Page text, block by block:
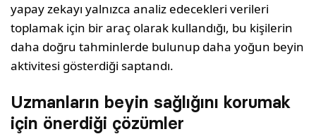
yapay zekayı yalnızca analiz edecekleri verileri
toplamak için bir araç olarak kullandığı, bu kişilerin
daha doğru tahminlerde bulunup daha yoğun beyin
aktivitesi gösterdiği saptandı.
Uzmanların beyin sağlığını korumak
için önerdiği çözümler